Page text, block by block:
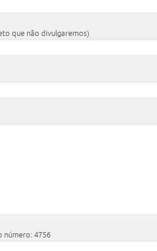
que não divulgaremos)
número: 4756